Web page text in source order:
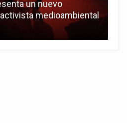
un nuevo
medioambiental